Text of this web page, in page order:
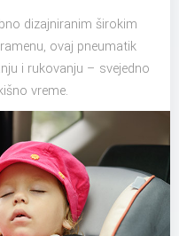
dizajniranim širokim
ovaj pneumatik
i rukovanju – svejedno
vreme.